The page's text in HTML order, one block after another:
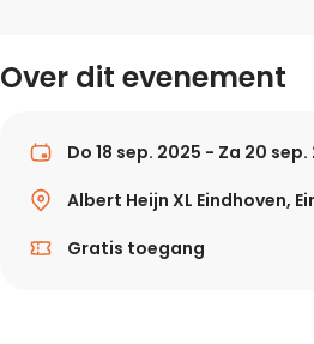
Wat eten we
Gezonde recepten
Recepten
Over dit evenement
Do 18 sep. 2025 - Za 20 sep.
Albert Heijn XL Eindhoven,
Gratis toegang